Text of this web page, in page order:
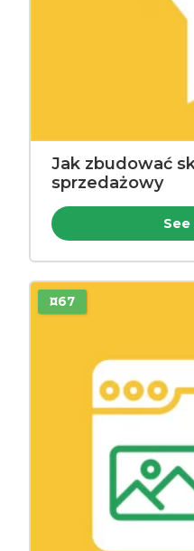
Jak zbudować
sprzedażowy
See
¤67